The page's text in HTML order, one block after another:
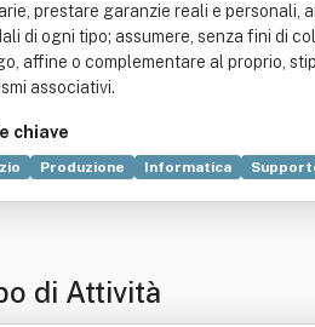
prestare garanzie reali e personali,
di ogni tipo; assumere, senza fini di
affine o complementare al proprio,
associativi.
chiave
Produzione Informatica
di Attività